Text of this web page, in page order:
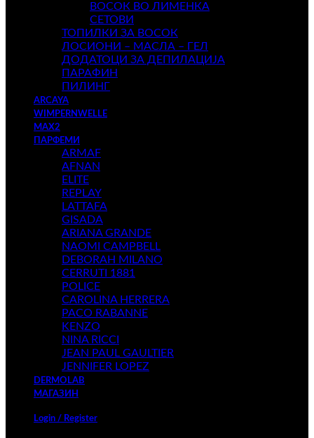
ВОСОК ВО ЛИМЕНКА
СЕТОВИ
ТОПИЛКИ ЗА ВОСОК
ЛОСИОНИ – МАСЛА – ГЕЛ
ДОДАТОЦИ ЗА ДЕПИЛАЦИЈА
ПАРАФИН
ПИЛИНГ
ARCAYA
WIMPERNWELLE
MAX2
ПАРФЕМИ
ARMAF
AFNAN
ELITE
REPLAY
LATTAFA
GISADA
ARIANA GRANDE
NAOMI CAMPBELL
DEBORAH MILANO
CERRUTI 1881
POLICE
CAROLINA HERRERA
PACO RABANNE
KENZO
NINA RICCI
JEAN PAUL GAULTIER
JENNIFER LOPEZ
DERMOLAB
МАГАЗИН
Login / Register